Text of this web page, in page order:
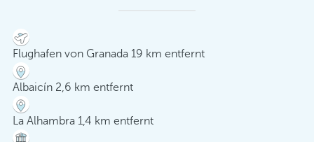
Flughafen von Granada 19 km entfernt
Albaicín 2,6 km entfernt
La Alhambra 1,4 km entfernt